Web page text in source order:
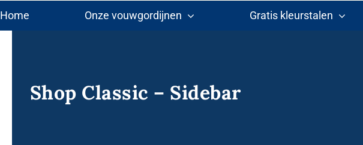
Home Onze vouwgordijnen Gratis kleurstalen
Shop Classic – Sidebar